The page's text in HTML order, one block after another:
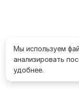
Мы используем
анализировать
удобнее.